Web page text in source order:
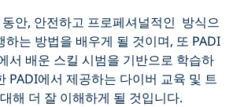
안, 안전하고 프로페셔널적인 방식으
하는 방법을 배우게 될 것이며, 또 PADI
서 배운 스킬 시범을 기반으로 학습하
PADI에서 제공하는 다이버 교육 및 트
해 더 잘 이해하게 될 것입니다.